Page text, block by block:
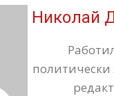
Николай